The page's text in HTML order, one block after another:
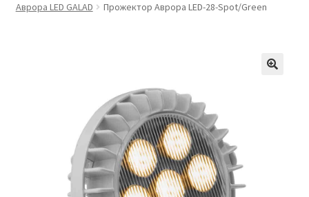
FAQ про кронштейны
Доставка и оплата
Заказ проекта освещения
Аврора LED GALAD
Прожектор Аврора LED-28-Spot/Green